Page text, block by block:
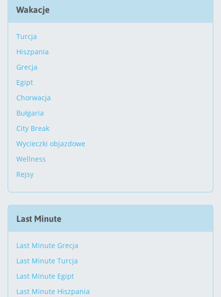
Wakacje
Turcja
Hiszpania
Grecja
Egipt
Chorwacja
Bułgaria
City Break
Wycieczki objazdowe
Wellness
Rejsy
Last Minute
Last Minute Grecja
Last Minute Turcja
Last Minute Egipt
Last Minute Hiszpania